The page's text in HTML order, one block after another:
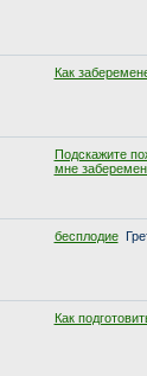
Как
Подскажите
мне
бесплодие
Как